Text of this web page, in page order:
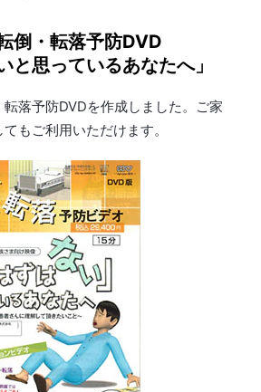
倒・転落予防DVD
と思っているあなたへ」
落予防DVDを作成しました。ご家
もご利用いただけます。